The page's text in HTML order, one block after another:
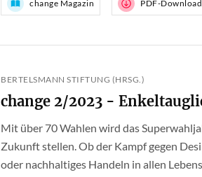
change Magazin PDF-Download
BERTELSMANN STIFTUNG (HRSG.)
change 2/2023 -
Mit über 70 Wahlen wird das
Zukunft stellen. Ob der Kampf gegen
oder nachhaltiges Handeln in allen